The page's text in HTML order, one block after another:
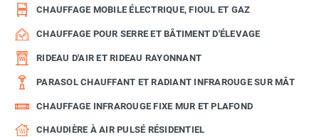
CHAUFFAGE MOBILE ÉLECTRIQUE, FIOUL ET GAZ
CHAUFFAGE POUR SERRE ET BÂTIMENT D'ÉLEVAGE
RIDEAU D'AIR ET RIDEAU RAYONNANT
PARASOL CHAUFFANT ET RADIANT INFRAROUGE SUR MÂT
CHAUFFAGE INFRAROUGE FIXE MUR ET PLAFOND
CHAUDIÈRE À AIR PULSÉ RÉSIDENTIEL